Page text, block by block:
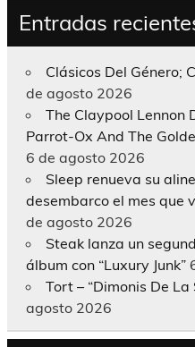
Entradas
Clásicos Del Género;
de agosto 2026
The Claypool Lennon
Parrot-Ox And The
6 de agosto 2026
Sleep renueva su
desembarco el mes que
de agosto 2026
Steak lanza un
álbum con “Luxury Junk”
Tort – “Dimonis De
agosto 2026